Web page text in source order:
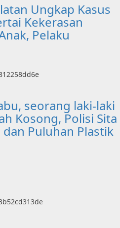
Ungkap Kasus
Kekerasan
Pelaku
seorang laki-laki
Kosong, Polisi Sita
Puluhan Plastik